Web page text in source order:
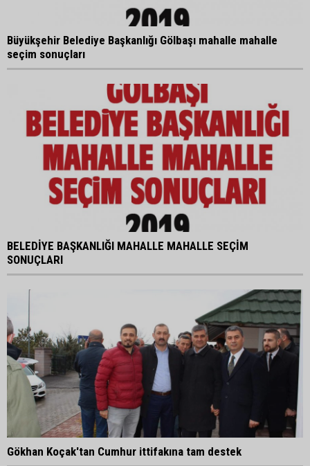
Büyükşehir Belediye Başkanlığı Gölbaşı mahalle mahalle
seçim sonuçları
BELEDİYE BAŞKANLIĞI MAHALLE MAHALLE SEÇİM
SONUÇLARI
Gökhan Koçak'tan Cumhur ittifakına tam destek